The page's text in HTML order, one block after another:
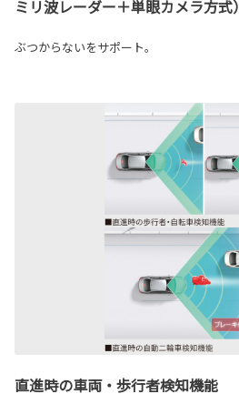
ミリ波レーダー＋単眼カメラ方式）
ぶつからないをサポート。
直進時の車両・歩行者検知機能